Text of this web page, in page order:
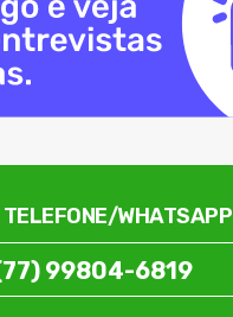
TELEFONE/WHATSAPP
99804-6819